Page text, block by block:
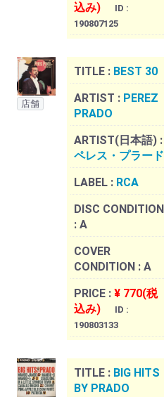
込み)
ID :
190807125
店舗
TITLE : BEST 30
ARTIST : PEREZ
PRADO
ARTIST(日本語) :
ペレス・プラード
LABEL : RCA
DISC CONDITION
: A
COVER
CONDITION : A
PRICE : ¥ 770(税
込み)
ID :
190803133
TITLE : BIG HITS
BY PRADO